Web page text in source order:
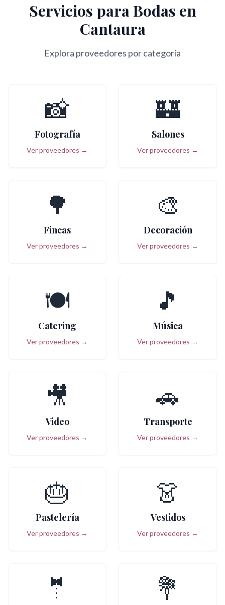
Servicios para Bodas en
Cantaura
Explora proveedores por categoría
📸
Fotografía
Ver proveedores →
🏰
Salones
Ver proveedores →
🌳
Fincas
Ver proveedores →
🎨
Decoración
Ver proveedores →
🍽️
Catering
Ver proveedores →
🎵
Música
Ver proveedores →
🎥
Video
Ver proveedores →
🚗
Transporte
Ver proveedores →
🎂
Pastelería
Ver proveedores →
👗
Vestidos
Ver proveedores →
🤵 💐